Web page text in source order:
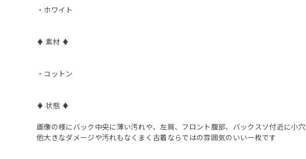
・ホワイト
♦︎ 素材 ♦︎
・コットン
♦︎ 状態 ♦︎
画像の様にバック中央に薄い汚れや、左肩、フロント腹部、バックスソ付近に小
他大きなダメージや汚れもなくまく古着ならではの雰囲気のいい一枚です